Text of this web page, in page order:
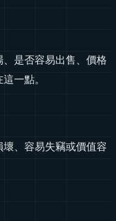
是否容易出售、價格
一點。
、容易失竊或價值容